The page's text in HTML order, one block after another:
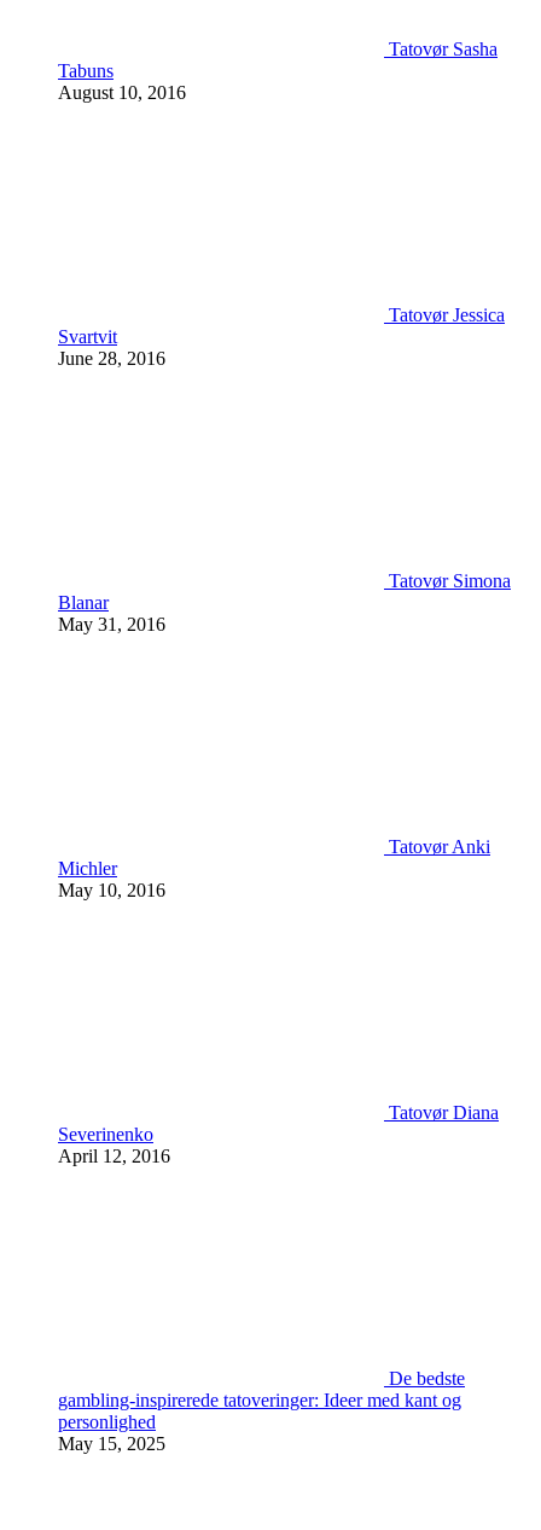
Tatovør Sasha
Tabuns
August 10, 2016
Tatovør Jessica
Svartvit
June 28, 2016
Tatovør Simona
Blanar
May 31, 2016
Tatovør Anki
Michler
May 10, 2016
Tatovør Diana
Severinenko
April 12, 2016
De bedste
gambling-inspirerede tatoveringer: Ideer med kant og
personlighed
May 15, 2025